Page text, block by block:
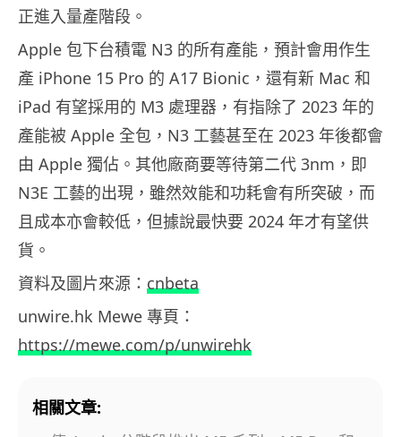
正進入量產階段。
Apple 包下台積電 N3 的所有產能，預計會用作生
產 iPhone 15 Pro 的 A17 Bionic，還有新 Mac 和
iPad 有望採用的 M3 處理器，有指除了 2023 年的
產能被 Apple 全包，N3 工藝甚至在 2023 年後都會
由 Apple 獨佔。其他廠商要等待第二代 3nm，即
N3E 工藝的出現，雖然效能和功耗會有所突破，而
且成本亦會較低，但據說最快要 2024 年才有望供
貨。
資料及圖片來源： cnbeta
unwire.hk Mewe 專頁：
https://mewe.com/p/unwirehk
相關文章: